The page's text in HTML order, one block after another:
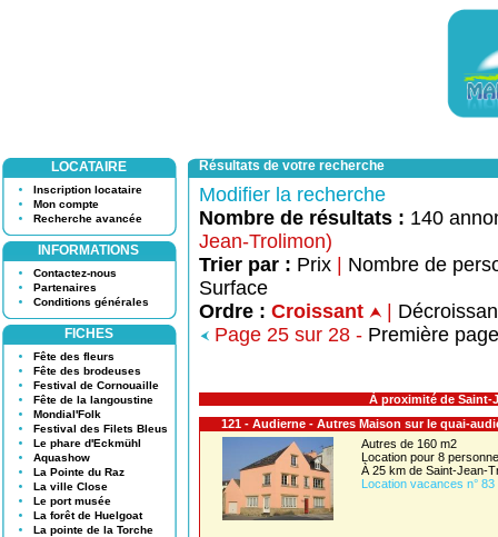
LOCATAIRE
Inscription locataire
Mon compte
Recherche avancée
INFORMATIONS
Contactez-nous
Partenaires
Conditions générales
FICHES
Fête des fleurs
Fête des brodeuses
Festival de Cornouaille
Fête de la langoustine
Mondial'Folk
Festival des Filets Bleus
Le phare d'Eckmühl
Aquashow
La Pointe du Raz
La ville Close
Le port musée
La forêt de Huelgoat
La pointe de la Torche
Résultats de votre recherche
Modifier la recherche
Nombre de résultats : 140
Jean-Trolimon)
Trier par : Prix
Nombre de
Surface
Ordre : Croissant
Page 25 sur 28 - Première
À proximité de Saint-
121 - Audierne - Autres Maison sur le quai-
Autres de 160 m2
Location pour 8
À 25 km de Saint-Jean-
Location vacances n° 83